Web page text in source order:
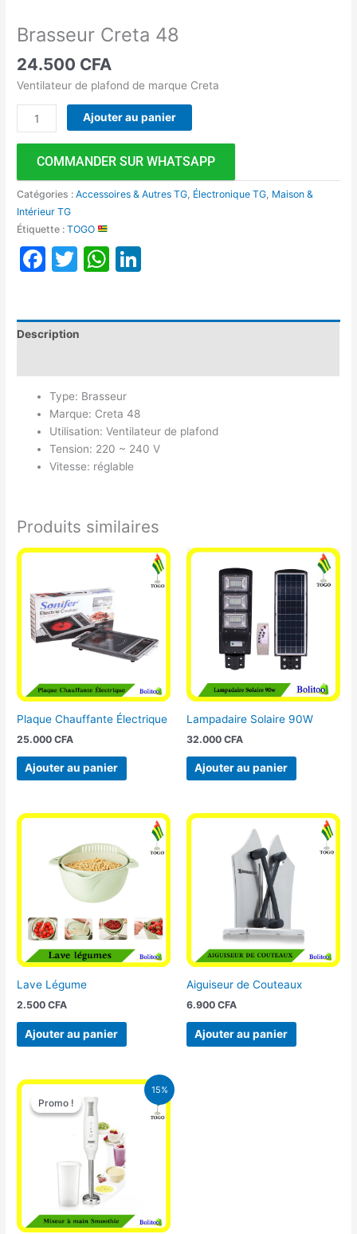
Brasseur Creta 48
24.500 CFA
Ventilateur de plafond de marque Creta
Ajouter au panier
COMMANDER SUR WHATSAPP
Catégories :Accessoires & Autres TG, Électronique TG, Maison &
Intérieur TG
Étiquette :TOGO
Facebook
TwitterWhatsApp
Description
Type: Brasseur
Marque: Creta 48
Utilisation: Ventilateur de plafond
Tension: 220 ~ 240 V
Vitesse: réglable
Produits similaires
Plaque Chauffante Électrique
25.000CFA
Ajouter au panier
Lampadaire Solaire 90W
32.000 CFA
Ajouter au panier
Lave Légume
2.500CFA
Ajouter au panier
Aiguiseur de Couteaux
6.900 CFA
Ajouter au panier
15%
Promo !
Promo !
Le
prix
initial
était :
12.900 CFA.
Le